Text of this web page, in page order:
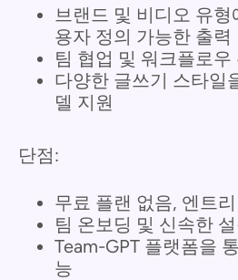
브랜드 및 비디오 유
용자 정의 가능한 출력
팀 협업 및 워크플로우
다양한 글쓰기 스타일
델 지원
단점:
무료 플랜 없음, 엔트
팀 온보딩 및 신속한
Team-GPT 플랫폼을
능